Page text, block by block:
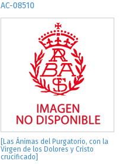
AC-08510
[Las Ánimas del Purgatorio, con la
Virgen de los Dolores y Cristo
crucificado]